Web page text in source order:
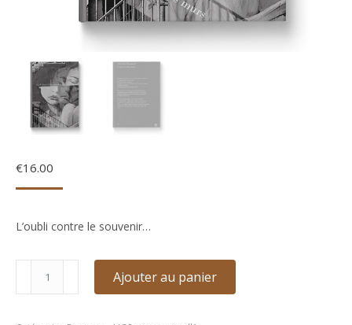
€16.00
L’oubli contre le souvenir…
Ajouter au panier